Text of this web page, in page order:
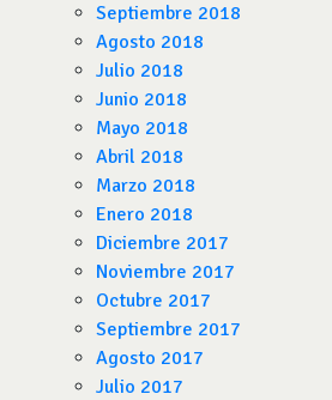
Septiembre 2018
Agosto 2018
Julio 2018
Junio 2018
Mayo 2018
Abril 2018
Marzo 2018
Enero 2018
Diciembre 2017
Noviembre 2017
Octubre 2017
Septiembre 2017
Agosto 2017
Julio 2017